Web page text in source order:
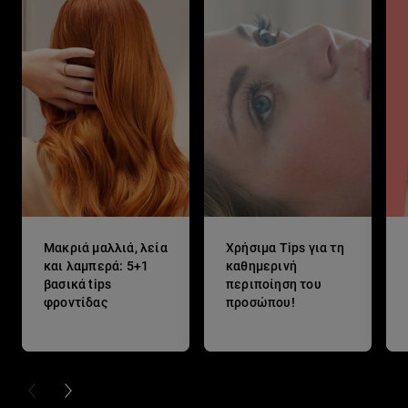
Μακριά μαλλιά, λεία
και λαμπερά: 5+1
βασικά tips
φροντίδας
Χρήσιμα Tips για τη
καθημερινή
περιποίηση του
προσώπου!
PREVIOUS CARD
NEXT CARD